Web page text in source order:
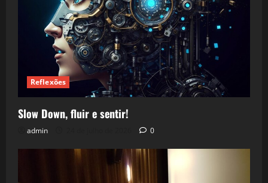
Reflexões
Slow Down, fluir e sentir!
admin 0